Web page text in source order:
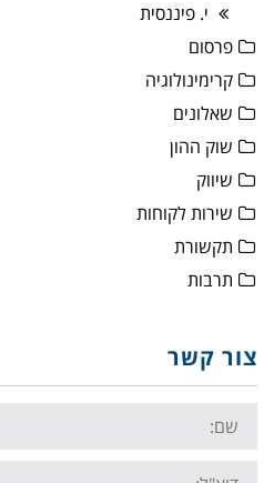
י. פיננסית
פרסום
קרימינולוגיה
שאלונים
שוק ההון
שיווק
שירות לקוחות
תקשורת
תרבות
צור קשר
Name:
Email: